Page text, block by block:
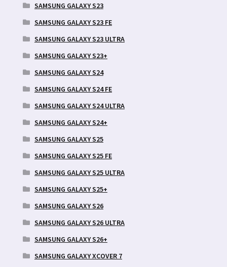
SAMSUNG GALAXY S23
SAMSUNG GALAXY S23 FE
SAMSUNG GALAXY S23 ULTRA
SAMSUNG GALAXY S23+
SAMSUNG GALAXY S24
SAMSUNG GALAXY S24 FE
SAMSUNG GALAXY S24 ULTRA
SAMSUNG GALAXY S24+
SAMSUNG GALAXY S25
SAMSUNG GALAXY S25 FE
SAMSUNG GALAXY S25 ULTRA
SAMSUNG GALAXY S25+
SAMSUNG GALAXY S26
SAMSUNG GALAXY S26 ULTRA
SAMSUNG GALAXY S26+
SAMSUNG GALAXY XCOVER 7